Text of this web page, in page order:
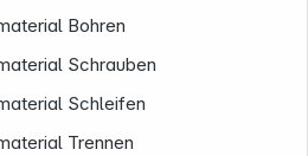
Bohren
Schrauben
Schleifen
Trennen